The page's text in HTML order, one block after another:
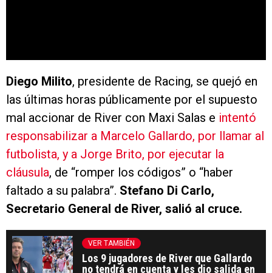
Diego Milito, presidente de Racing, se quejó en
las últimas horas públicamente por el supuesto
mal accionar de River con Maxi Salas e intentó
responsabilizar a Marcelo Gallardo, por llamar al
futbolista, y a Jorge Brito, por ejecutar la
cláusula, de “romper los códigos” o “haber
faltado a su palabra”. Stefano Di Carlo,
Secretario General de River, salió al cruce.
VER TAMBIÉN
Los 9 jugadores de River que Gallardo
no tendrá en cuenta y les dio salida en